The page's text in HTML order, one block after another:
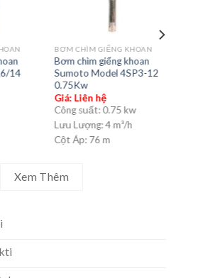
14
BƠM CHÌM GIẾNG KHOAN
Bơm chìm giếng khoan
Sumoto Model 4SP3-12
0.75Kw
Giá: Liên hệ
Công suất:0.75 kw
Lưu Lượng:4 m³/h
Cột Áp:76 m
Xem Thêm